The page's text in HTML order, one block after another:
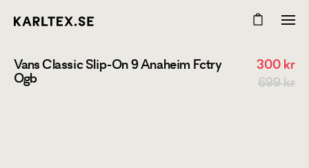
Vans Classic Slip-On 9 Anaheim Fctry
Ogb
300 kr
699 kr